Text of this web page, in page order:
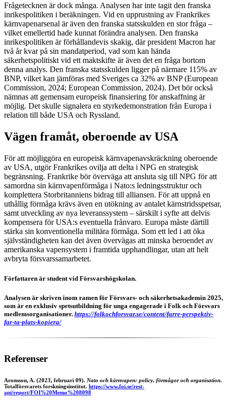
Frågetecknen är dock många. Analysen har inte tagit den franska
inrikespolitiken i beräkningen. Vid en upprustning av Frankrikes
kärnvapenarsenal är även den franska statsskulden en stor fråga –
vilket emellertid hade kunnat förändra analysen. Den franska
inrikespolitiken är förhållandevis skakig, där president Macron har
två år kvar på sin mandatperiod, vad som kan hända
säkerhetspolitiskt vid ett maktskifte är även det en fråga bortom
denna analys. Den franska statsskulden ligger på närmare 115% av
BNP, vilket kan jämföras med Sveriges ca 32% av BNP (European
Commission, 2024; European Commission, 2024). Det bör också
nämnas att gemensam europeisk finansiering för anskaffning är
möjlig. Det skulle signalera en styrkedemonstration från Europa i
relation till både USA och Ryssland.
Vägen framåt, oberoende av USA
För att möjliggöra en europeisk kärnvapenavskräckning oberoende
av USA, utgör Frankrikes ovilja att delta i NPG en strategisk
begränsning. Frankrike bör överväga att ansluta sig till NPG för att
samordna sin kärnvapenförmåga i Nato:s ledningsstruktur och
komplettera Storbritanniens bidrag till alliansen. För att uppnå en
uthållig förmåga krävs även en utökning av antalet kärnstridsspetsar,
samt utveckling av nya leveranssystem – särskilt i syfte att delvis
kompensera för USA:s eventuella frånvaro. Europa måste därtill
stärka sin konventionella militära förmåga. Som ett led i att öka
självständigheten kan det även övervägas att minska beroendet av
amerikanska vapensystem i framtida upphandlingar, utan att helt
avbryta försvarssamarbetet.
Författaren är student vid Försvarshögskolan.
Analysen är skriven inom ramen för Försvars- och säkerhetsakademin 2025,
som är en exklusiv spetsutbildning för unga engagerade i Folk och Försvars
medlemsorganisationer. https://folkochforsvar.se/content/farre-perspektiv-
far-ta-plats-kopiera/
Referenser
Aronsson, A. (2023, februari 09). Nato och kärnvapen: policy, förmågor och organisation.
Totalförsvarets forskningsinstitut. https://www.foi.se/rest-
api/report/FOI%20Memo%208098